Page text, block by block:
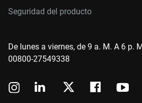
Seguridad del producto
De lunes a viernes, de 9 a. M. A 6 p.
00800-27549338